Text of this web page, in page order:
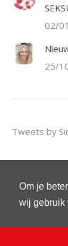
Om je
wij gebruik
02/
25/
Tweets by